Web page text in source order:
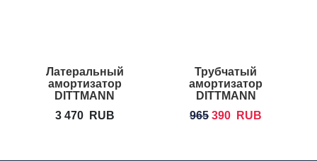
Латеральный
амортизатор
DITTMANN
3 470 RUB
Трубчатый
амортизатор
DITTMANN
965 390 RUB